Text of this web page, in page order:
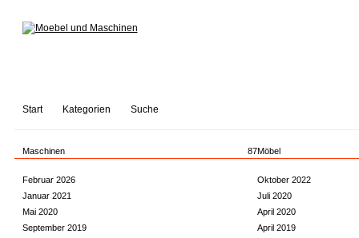
Start Kategorien Suche
Maschinen 87Möbel
Februar 2026
Oktober 2022
Januar 2021
Juli 2020
Mai 2020
April 2020
September 2019
April 2019